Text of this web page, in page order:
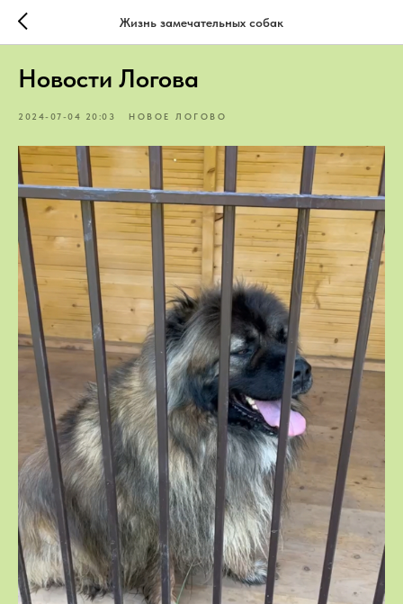
Жизнь замечательных собак
Новости Логова
2024-07-04 20:03 НОВОЕ ЛОГОВО